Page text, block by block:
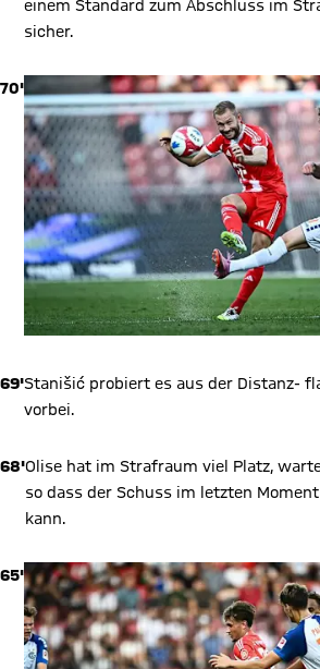
einem Standard zum Abschluss im
sicher.
70'
69'Stanišić probiert es aus der Distanz-
vorbei.
68'Olise hat im Strafraum viel Platz,
so dass der Schuss im letzten
kann.
65'